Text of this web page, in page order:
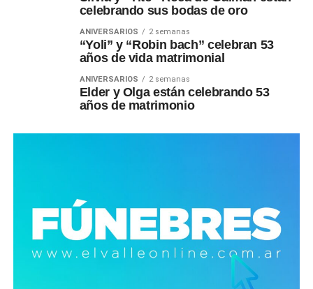
celebrando sus bodas de oro
ANIVERSARIOS 2 semanas
“Yoli” y “Robin bach” celebran 53
años de vida matrimonial
ANIVERSARIOS 2 semanas
Elder y Olga están celebrando 53
años de matrimonio